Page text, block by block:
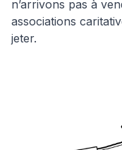
n’arrivons pas à
associations
jeter.